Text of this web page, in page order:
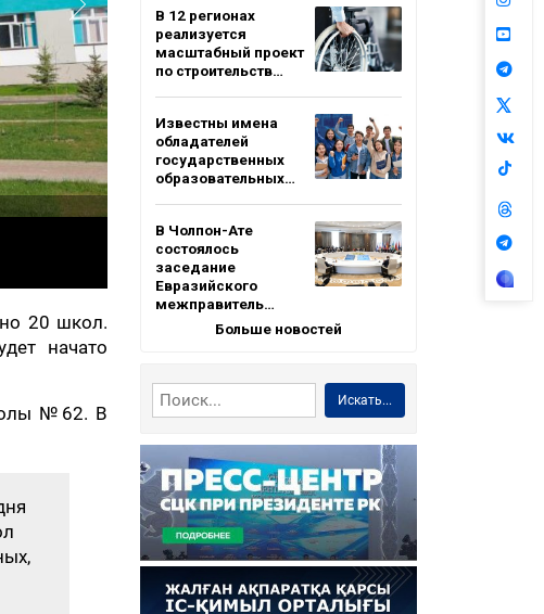
20 школ.
начато
№62. В
В 12 регионах
реализуется
масштабный проект
по строительств…
Известны имена
обладателей
государственных
образовательных…
В Чолпон-Ате
состоялось
заседание
Евразийского
межправитель…
Больше новостей
Искать...